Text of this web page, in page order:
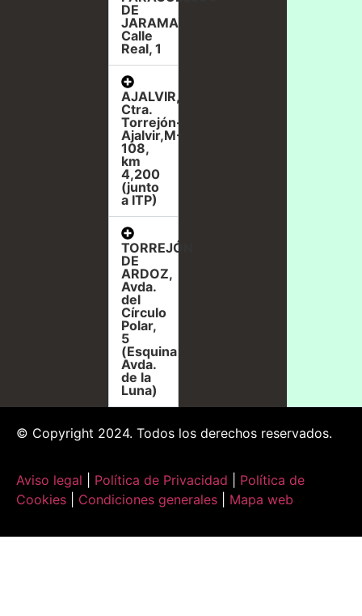
DE
JARAMA,
Calle
Real, 1
AJALVIR,
Ctra.
Torrejón-
Ajalvir,M-
108,
km
4,200
(junto
a ITP)
TORREJÓN
DE
ARDOZ,
Avda.
del
Círculo
Polar,
5
(Esquina
Avda.
de la
Luna)
© Copyright 2024. Todos los derechos reservados.
Aviso legal Política de Privacidad
Política de
Cookies
Condiciones generales Mapa web